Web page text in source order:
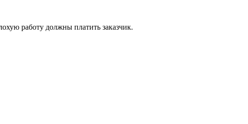
работу должны платить заказчик.